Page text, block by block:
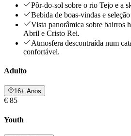
Pôr‑do‑sol sobre o rio Tejo e a
Bebida de boas‑vindas e
Vista panorâmica sobre bairros
Abril e Cristo Rei.
Atmosfera descontraída num
confortável.
Adulto
16+ Anos
€ 85
Youth